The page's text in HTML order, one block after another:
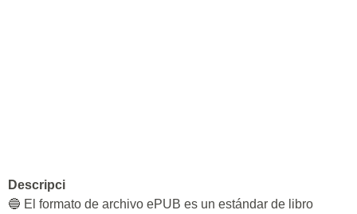
Descripci
🔵 El formato de archivo ePUB es un estándar de libro